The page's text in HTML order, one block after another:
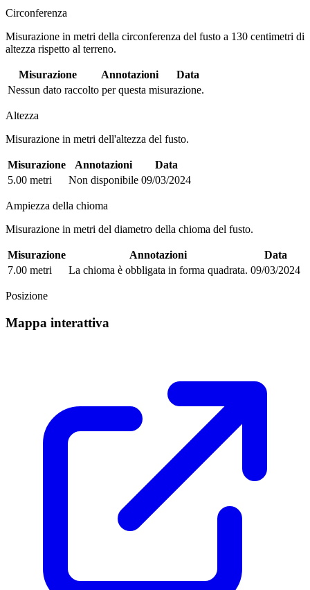
Circonferenza
Misurazione in metri della circonferenza del fusto a 130 centimetri di
altezza rispetto al terreno.
Misurazione Annotazioni
Data
Nessun dato raccolto per questa misurazione.
Altezza
Misurazione in metri dell'altezza del fusto.
Misurazione Annotazioni
Data
5.00 metri
Non disponibile 09/03/2024
Ampiezza della chioma
Misurazione in metri del diametro della chioma del fusto.
Misurazione Annotazioni
Data
7.00 metri
La chioma è obbligata in forma quadrata. 09/03/2024
Posizione
Mappa interattiva